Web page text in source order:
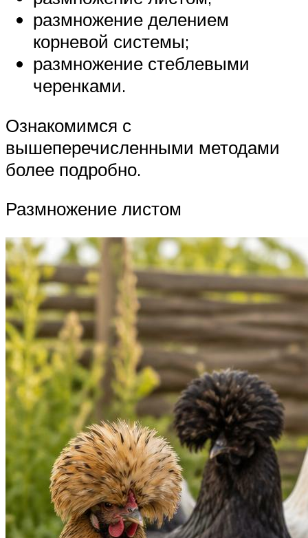
размножение делением
корневой системы;
размножение стеблевыми
черенками.
Ознакомимся с
вышеперечисленными методами
более подробно.
Размножение листом